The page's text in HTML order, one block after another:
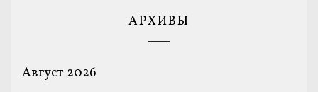
АРХИВЫ
Август 2026